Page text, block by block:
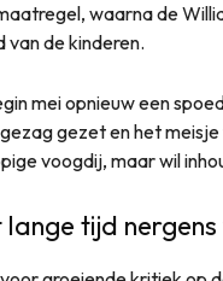
waarna de
van de kinderen.
mei opnieuw een
gezet en het
voogdij, maar wil
lange tijd nergens